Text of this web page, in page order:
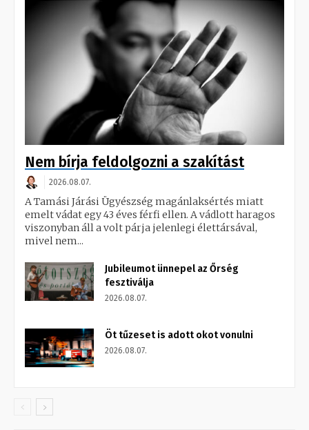
Nem bírja feldolgozni a szakítást
2026.08.07.
A Tamási Járási Ügyészség magánlaksértés miatt
emelt vádat egy 43 éves férfi ellen. A vádlott haragos
viszonyban áll a volt párja jelenlegi élettársával,
mivel nem...
Jubileumot ünnepel az Őrség
fesztiválja
2026.08.07.
Öt tűzeset is adott okot vonulni
2026.08.07.